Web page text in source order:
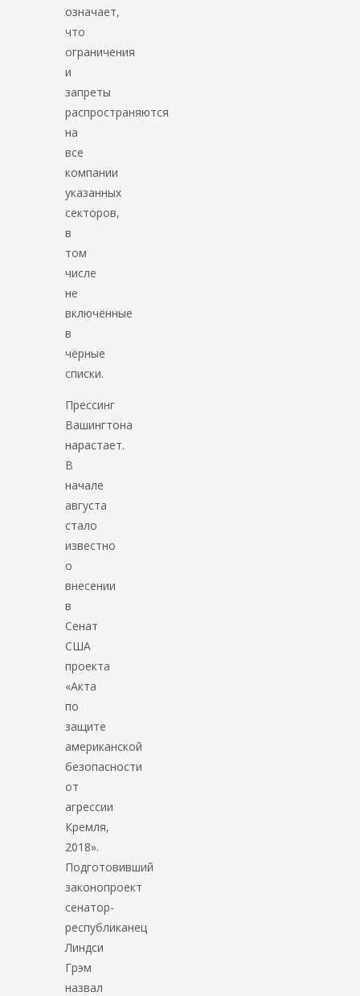
означает,
что
ограничения
и
запреты
распространяются
на
все
компании
указанных
секторов,
в
том
числе
не
включённые
в
чёрные
списки.
Прессинг
Вашингтона
нарастает.
В
начале
августа
стало
известно
о
внесении
в
Сенат
США
проекта
«Акта
по
защите
американской
безопасности
от
агрессии
Кремля,
2018».
Подготовивший
законопроект
сенатор-
республиканец
Линдси
Грэм
назвал